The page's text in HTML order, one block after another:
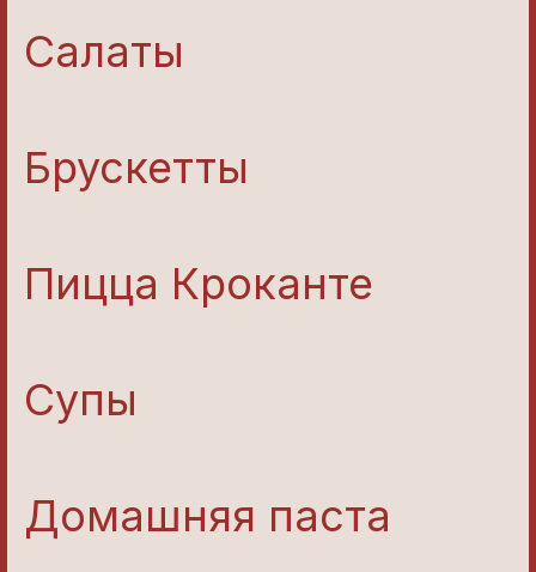
Салаты
Брускетты
Пицца Кроканте
Супы
Домашняя паста